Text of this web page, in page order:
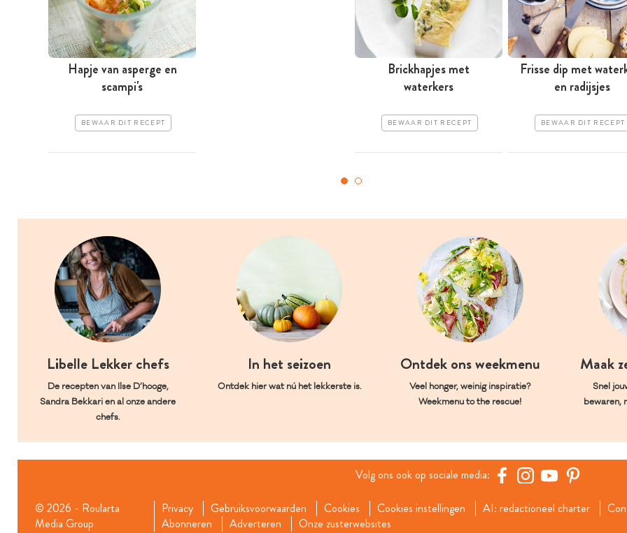
Hapje van asperge en
scampi's
BEWAAR DIT RECEPT
Brickhapjes met
waterkers
BEWAAR DIT RECEPT
Frisse dip met
en radijsjes
BEWAAR DIT RECEPT
Libelle Lekker chefs
De recepten van Ilse D’hooge,
Sandra Bekkari en al onze andere
chefs.
In het seizoen
Ontdek hier wat nú het lekkerste is.
Ontdek ons weekmenu
Veel honger, weinig inspiratie?
Weekmenu to the rescue!
Maak
Snel
bewaren,
Volg ons ook op sociale media:
© 2026 - Roularta
Media Group
Privacy Gebruiksvoorwaarden Cookies Cookies instellingen AI: redactioneel charter
Abonneren
Adverteren Onze zusterwebsites